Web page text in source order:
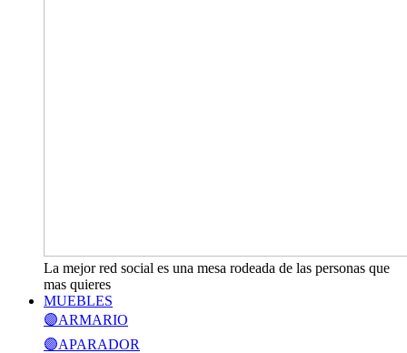
La mejor red social es una mesa rodeada de las personas que
mas quieres
MUEBLES
🟣ARMARIO
🟣APARADOR